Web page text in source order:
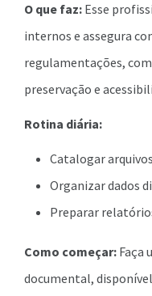
O que faz: Esse
internos e assegura
regulamentações,
preservação e
Rotina diária:
Catalogar
Organizar dados
Preparar
Como começar: Faça
documental,